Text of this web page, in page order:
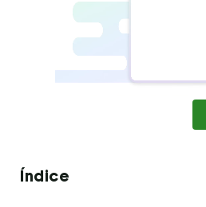
Índice